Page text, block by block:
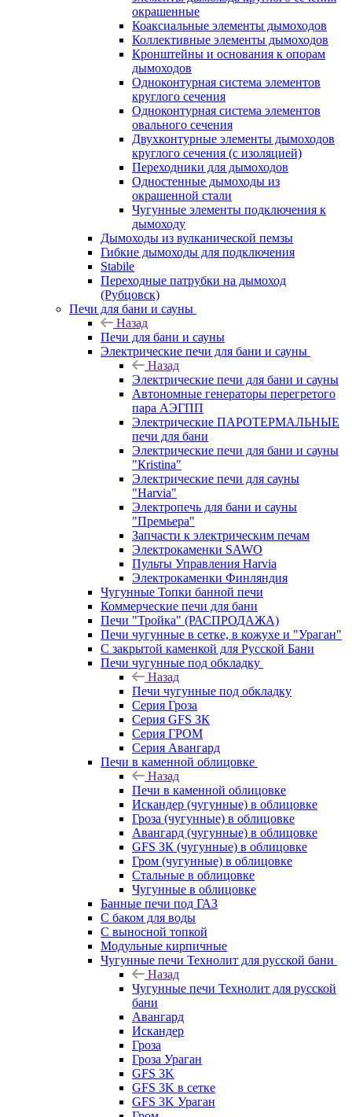
окрашенные
Коаксиальные элементы дымоходов
Коллективные элементы дымоходов
Кронштейны и основания к опорам
дымоходов
Одноконтурная система элементов
круглого сечения
Одноконтурная система элементов
овального сечения
Двухконтурные элементы дымоходов
круглого сечения (с изоляцией)
Переходники для дымоходов
Одностенные дымоходы из
окрашенной стали
Чугунные элементы подключения к
дымоходу
Дымоходы из вулканической пемзы
Гибкие дымоходы для подключения
Stabile
Переходные патрубки на дымоход
(Рубцовск)
Печи для бани и сауны
Назад
Печи для бани и сауны
Электрические печи для бани и сауны
Назад
Электрические печи для бани и сауны
Автономные генераторы перегретого
пара АЭГПП
Электрические ПАРОТЕРМАЛЬНЫЕ
печи для бани
Электрические печи для бани и сауны
"Кristina"
Электрические печи для сауны
"Harvia"
Электропечь для бани и сауны
"Премьера"
Запчасти к электрическим печам
Электрокаменки SAWO
Пульты Управления Harvia
Электрокаменки Финляндия
Чугунные Топки банной печи
Коммерческие печи для бани
Печи "Тройка" (РАСПРОДАЖА)
Печи чугунные в сетке, в кожухе и "Ураган"
С закрытой каменкой для Русской Бани
Печи чугунные под обкладку
Назад
Печи чугунные под обкладку
Серия Гроза
Серия GFS ЗК
Серия ГРОМ
Серия Авангард
Печи в каменной облицовке
Назад
Печи в каменной облицовке
Искандер (чугунные) в облицовке
Гроза (чугунные) в облицовке
Авангард (чугунные) в облицовке
GFS ЗК (чугунные) в облицовке
Гром (чугунные) в облицовке
Стальные в облицовке
Чугунные в облицовке
Банные печи под ГАЗ
С баком для воды
С выносной топкой
Модульные кирпичные
Чугунные печи Технолит для русской бани
Назад
Чугунные печи Технолит для русской
бани
Авангард
Искандер
Гроза
Гроза Ураган
GFS 3K
GFS 3K в сетке
GFS 3K Ураган